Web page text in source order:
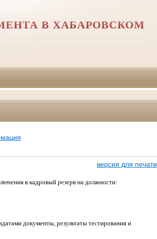
В ХАБАРОВСКОМ
версия для печати
в кадровый резерв на должности:
документы, результаты тестирования и